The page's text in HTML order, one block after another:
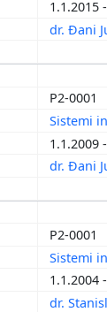
1.1.2015
dr. Đani
P2-0001
Sistemi
1.1.2009
dr. Đani
P2-0001
Sistemi
1.1.2004
dr.